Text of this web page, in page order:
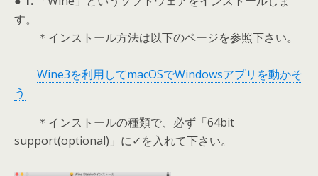
す。
＊インストール方法は以下のページを参照下さい。
Wine3を利用してmacOSでWindowsアプリを動かそ
う
＊インストールの種類で、必ず「64bit
support(optional)」に✓を入れて下さい。